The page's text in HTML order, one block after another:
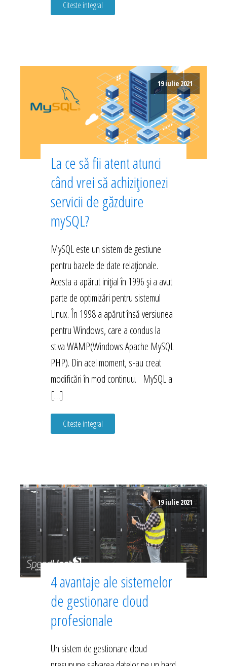
Citeste integral
19 iulie 2021
La ce să fii atent atunci
când vrei să achiziționezi
servicii de găzduire
mySQL?
MySQL este un sistem de gestiune
pentru bazele de date relaționale.
Acesta a apărut inițial în 1996 și a avut
parte de optimizări pentru sistemul
Linux. În 1998 a apărut însă versiunea
pentru Windows, care a condus la
stiva WAMP(Windows Apache MySQL
PHP). Din acel moment, s-au creat
modificări în mod continuu. MySQL a
[…]
Citeste integral
19 iulie 2021
4 avantaje ale sistemelor
de gestionare cloud
profesionale
Un sistem de gestionare cloud